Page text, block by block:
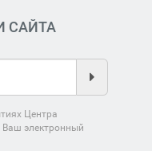
САЙТА
Центра
Ваш электронный